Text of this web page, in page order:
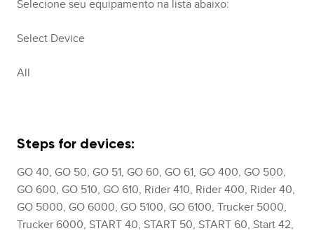
Selecione seu equipamento na lista abaixo:
Select Device
All
Steps for devices:
GO 40, GO 50, GO 51, GO 60, GO 61, GO 400, GO 500,
GO 600, GO 510, GO 610, Rider 410, Rider 400, Rider 40,
GO 5000, GO 6000, GO 5100, GO 6100, Trucker 5000,
Trucker 6000, START 40, START 50, START 60, Start 42,